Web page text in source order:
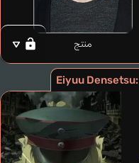
منتج